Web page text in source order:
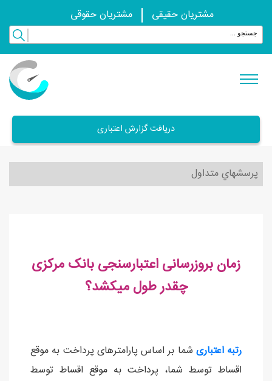
مشتریان حقیقی مشتریان حقوقی
دریافت گزارش اعتباری
پرسشهاي متداول
زمان بروزرسانی اعتبارسنجی بانک مرکزی
چقدر طول میکشد؟
رتبه اعتباری شما بر اساس پارامترهای پرداخت به موقع
اقساط توسط شما، پرداخت به موقع اقساط توسط